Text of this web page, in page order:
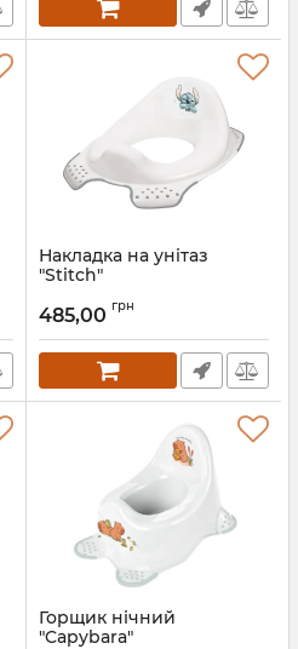
Накладка на унітаз
"Stitch"
485,00 грн
Горщик нічний
"Capybara"